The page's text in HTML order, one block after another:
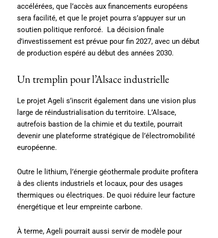
accélérées, que l’accès aux financements européens
sera facilité, et que le projet pourra s’appuyer sur un
soutien politique renforcé. La décision finale
d’investissement est prévue pour fin 2027, avec un début
de production espéré au début des années 2030.
Un tremplin pour l’Alsace industrielle
Le projet Ageli s’inscrit également dans une vision plus
large de réindustrialisation du territoire. L’Alsace,
autrefois bastion de la chimie et du textile, pourrait
devenir une plateforme stratégique de l’électromobilité
européenne.
Outre le lithium, l’énergie géothermale produite profitera
à des clients industriels et locaux, pour des usages
thermiques ou électriques. De quoi réduire leur facture
énergétique et leur empreinte carbone.
À terme, Ageli pourrait aussi servir de modèle pour